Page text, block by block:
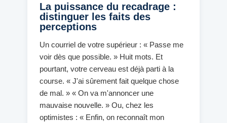
La puissance du recadrage :
distinguer les faits des
perceptions
Un courriel de votre supérieur : « Passe me
voir dès que possible. » Huit mots. Et
pourtant, votre cerveau est déjà parti à la
course. « J'ai sûrement fait quelque chose
de mal. » « On va m'annoncer une
mauvaise nouvelle. » Ou, chez les
optimistes : « Enfin, on reconnaît mon